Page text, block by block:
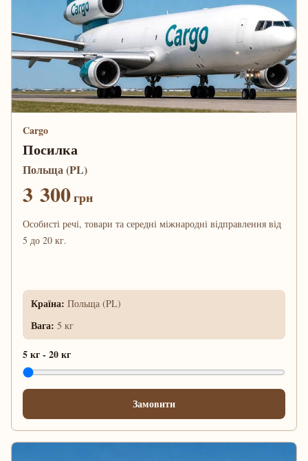
Cargo
Посилка
Польща (PL)
3 300грн
Особисті речі, товари та середні міжнародні відправлення від
5 до 20 кг.
Країна: Польща (PL)
Вага: 5 кг
5 кг- 20 кг
Замовити